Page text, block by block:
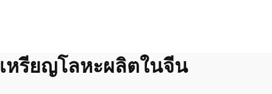
เหรียญโลหะผลิตในจีน